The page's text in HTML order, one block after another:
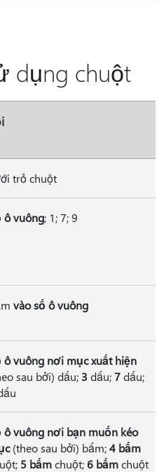
dụng chuột
trỏ chuột
ô vuông; 1; 7; 9
vào số ô vuông
ô vuông nơi mục xuất hiện
sau bởi) dấu; 3 dấu;7dấu;
ô vuông nơi bạn muốn kéo
(theo sau bởi) bấm;4 bấm
5 bấmchuột; 6 bấmchuột